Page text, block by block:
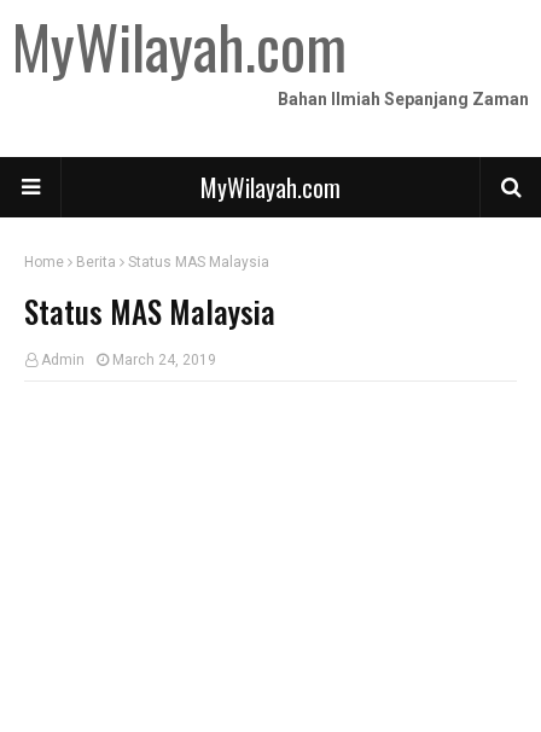
MyWilayah.com
Bahan Ilmiah Sepanjang Zaman
MyWilayah.com
Home Berita Status MAS Malaysia
Status MAS Malaysia
Admin March 24, 2019